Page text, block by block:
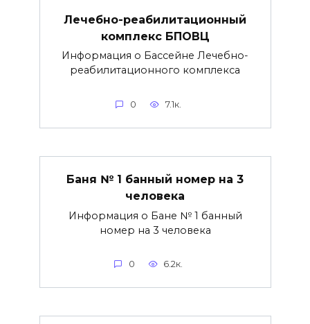
Лечебно-реабилитационный
комплекс БПОВЦ
Информация о Бассейне Лечебно-
реабилитационного комплекса
0 7.1к.
Баня № 1 банный номер на 3
человека
Информация о Бане № 1 банный
номер на 3 человека
0 6.2к.